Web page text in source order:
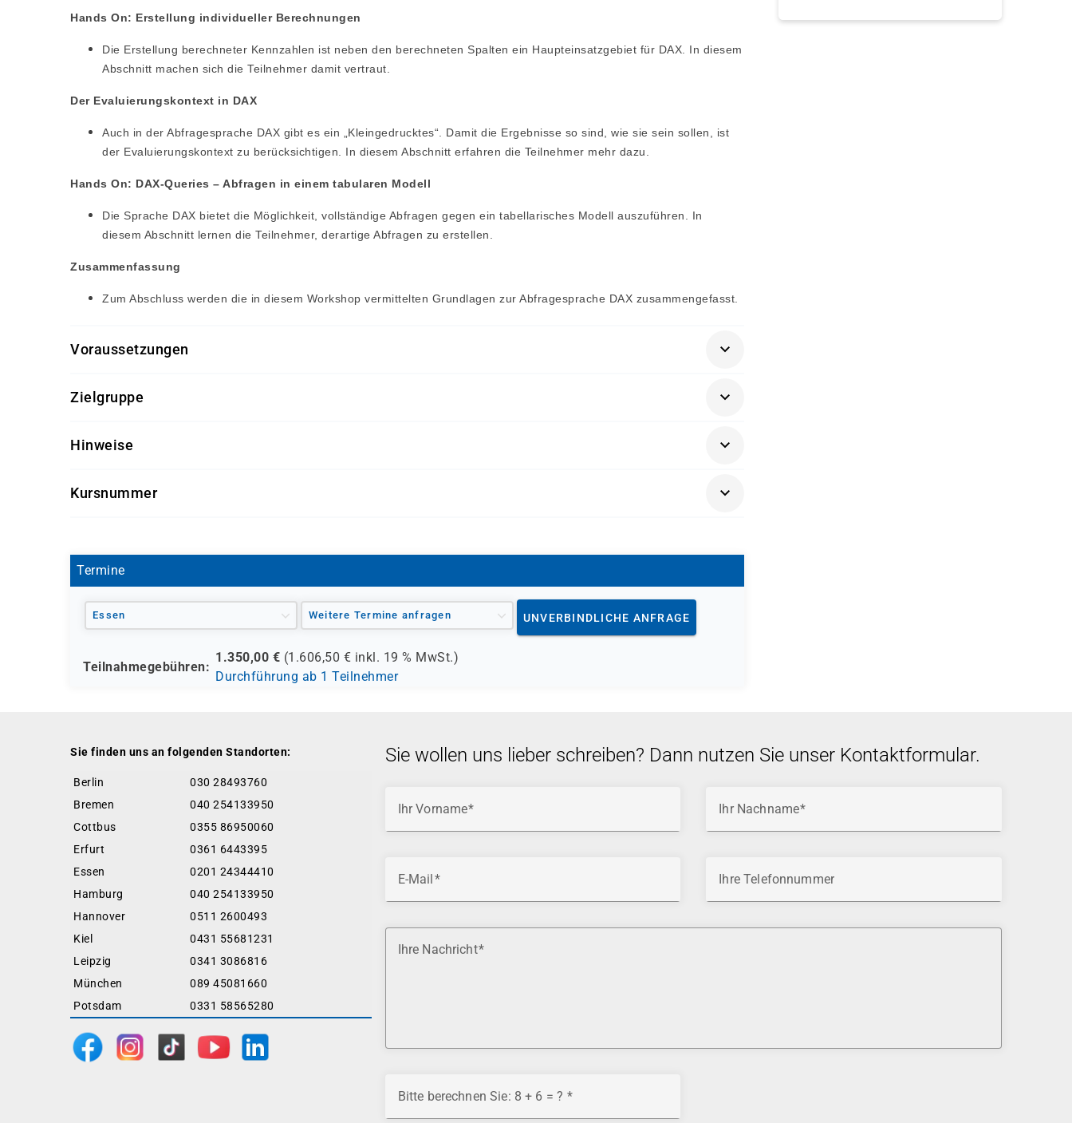
Hands On: Erstellung individueller Berechnungen
Die Erstellung berechneter Kennzahlen ist neben den berechneten Spalten ein Haupteinsatzgebiet für DAX. In diesem
Abschnitt machen sich die Teilnehmer damit vertraut.
Der Evaluierungskontext in DAX
Auch in der Abfragesprache DAX gibt es ein „Kleingedrucktes“. Damit die Ergebnisse so sind, wie sie sein sollen, ist
der Evaluierungskontext zu berücksichtigen. In diesem Abschnitt erfahren die Teilnehmer mehr dazu.
Hands On: DAX-Queries – Abfragen in einem tabularen Modell
Die Sprache DAX bietet die Möglichkeit, vollständige Abfragen gegen ein tabellarisches Modell auszuführen. In
diesem Abschnitt lernen die Teilnehmer, derartige Abfragen zu erstellen.
Zusammenfassung
Zum Abschluss werden die in diesem Workshop vermittelten Grundlagen zur Abfragesprache DAX zusammengefasst.
Voraussetzungen
IT- und BI-Grundkenntnisse
Zielgruppe
innen, die einen schnellen und kompakten Einstieg in die Formel- und Abfragesprache DAX erhalten möchten.
Hinweise
Kursnummer
Termine
Essen Weitere Termine anfragen UNVERBINDLICHE ANFRAGE
Teilnahmegebühren:
1.350,00 € (1.606,50 € inkl. 19 % MwSt.)
Durchführung ab 1 Teilnehmer
Sie finden uns an folgenden Standorten:
Berlin
030 28493760
Bremen
040 254133950
Cottbus
0355 86950060
Erfurt
0361 6443395
Essen
0201 24344410
Hamburg
040 254133950
Hannover
0511 2600493
Kiel
0431 55681231
Leipzig
0341 3086816
München
089 45081660
Potsdam
0331 58565280
Sie wollen uns lieber schreiben? Dann nutzen Sie unser Kontaktformular.
Ihr Vorname Ihr Nachname
E-Mail Ihre Telefonnummer
Ihre Nachricht
Bitte berechnen Sie: 8 + 6 = ?